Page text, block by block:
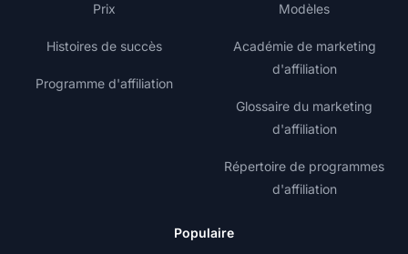
Prix
Histoires de succès
Programme d'affiliation
Modèles
Académie de marketing
d'affiliation
Glossaire du marketing
d'affiliation
Répertoire de programmes
d'affiliation
Populaire